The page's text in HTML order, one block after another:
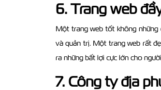
6. Trang web
Một trang web tốt không những
và quản trị. Một trang web rất
ra những bất lợi cực lớn cho
7. Công ty địa